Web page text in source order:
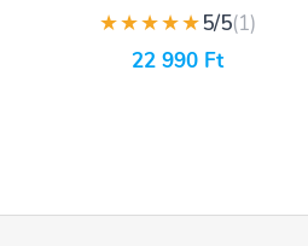
★★★★★5/5(1)
22 990 Ft